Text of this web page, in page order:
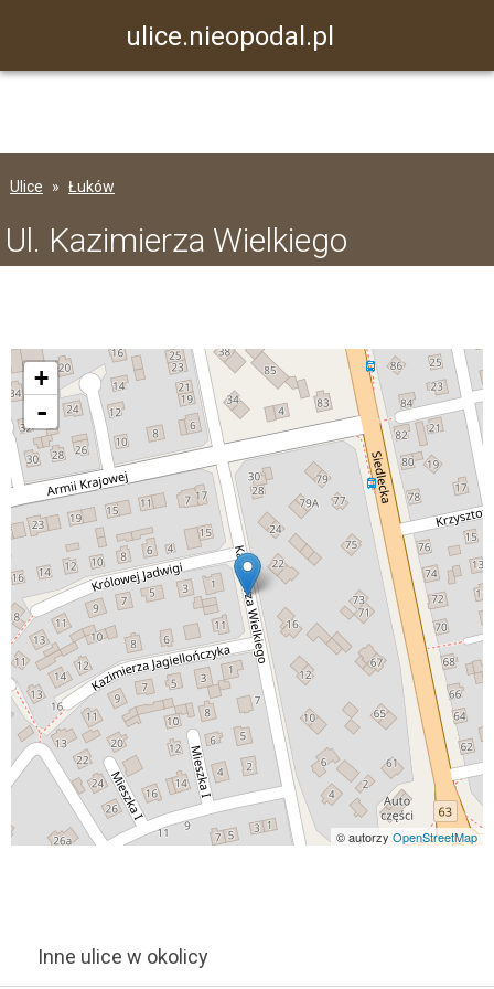
ulice.nieopodal.pl
Ulice Łuków
Ul. Kazimierza Wielkiego
+
-
© autorzy OpenStreetMap
Inne ulice w okolicy